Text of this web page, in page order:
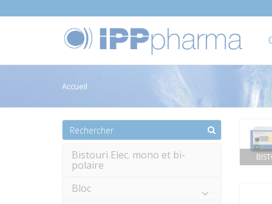
Accueil
Bistouri Elec. mono et bi-
polaire
Bloc